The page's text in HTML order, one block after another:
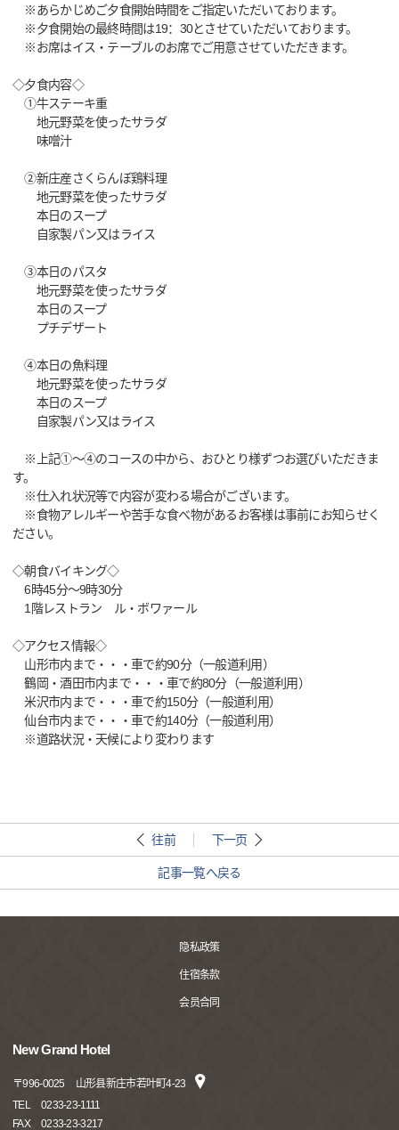
※あらかじめご夕食開始時間をご指定いただいております。
※夕食開始の最終時間は19：30とさせていただいております。
※お席はイス・テーブルのお席でご用意させていただきます。
◇夕食内容◇
①牛ステーキ重
地元野菜を使ったサラダ
味噌汁
②新庄産さくらんぼ鶏料理
地元野菜を使ったサラダ
本日のスープ
自家製パン又はライス
③本日のパスタ
地元野菜を使ったサラダ
本日のスープ
プチデザート
④本日の魚料理
地元野菜を使ったサラダ
本日のスープ
自家製パン又はライス
※上記①～④のコースの中から、おひとり様ずつお選びいただきま
す。
※仕入れ状況等で内容が変わる場合がございます。
※食物アレルギーや苦手な食べ物があるお客様は事前にお知らせく
ださい。
◇朝食バイキング◇
6時45分～9時30分
1階レストラン ル・ボワァール
◇アクセス情報◇
山形市内まで・・・車で約90分（一般道利用）
鶴岡・酒田市内まで・・・車で約80分（一般道利用）
米沢市内まで・・・車で約150分（一般道利用）
仙台市内まで・・・車で約140分（一般道利用）
※道路状況・天候により変わります
往前 下一页
記事一覧へ戻る
隐私政策
住宿条款
会员合同
New Grand Hotel
〒996-0025
山形县新庄市若叶町4-23
TEL
0233-23-1111
FAX
0233-23-3217